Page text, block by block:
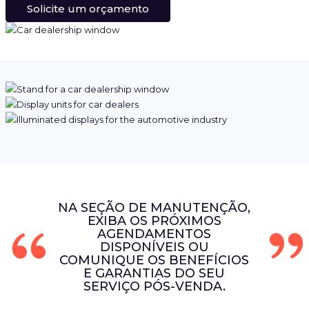
Solicite um orçamento
NA SEÇÃO DE MANUTENÇÃO,
EXIBA OS PRÓXIMOS
AGENDAMENTOS
DISPONÍVEIS OU
COMUNIQUE OS BENEFÍCIOS
E GARANTIAS DO SEU
SERVIÇO PÓS-VENDA.